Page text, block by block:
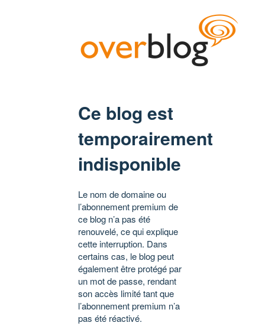
Ce blog est
temporairement
indisponible
Le nom de domaine ou
l’abonnement premium de
ce blog n’a pas été
renouvelé, ce qui explique
cette interruption. Dans
certains cas, le blog peut
également être protégé par
un mot de passe, rendant
son accès limité tant que
l’abonnement premium n’a
pas été réactivé.